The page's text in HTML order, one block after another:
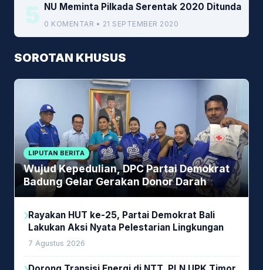
5 NU Meminta Pilkada Serentak 2020 Ditunda
0 KOMENTAR • 21 SEPTEMBER 2020
SOROTAN KHUSUS
LIPUTAN BERITA
Wujud Kepedulian, DPC Partai Demokrat
Badung Gelar Gerakan Donor Darah
Rayakan HUT ke-25, Partai Demokrat Bali
Lakukan Aksi Nyata Pelestarian Lingkungan
7 Agustus 2026